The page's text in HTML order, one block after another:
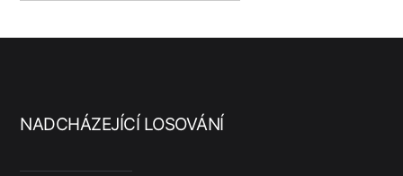
NADCHÁZEJÍCÍ LOSOVÁNÍ